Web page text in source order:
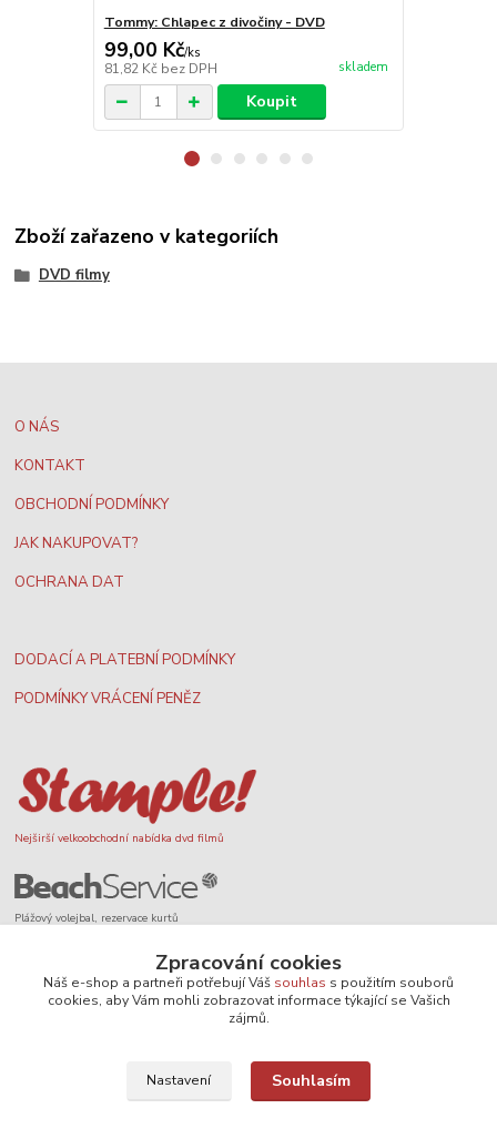
Tommy: Chlapec z divočiny - DVD
99,00 Kč/ks
81,82 Kč bez DPH skladem
Koupit
Zboží zařazeno v kategoriích
DVD filmy
O NÁS
KONTAKT
OBCHODNÍ PODMÍNKY
JAK NAKUPOVAT?
OCHRANA DAT
DODACÍ A PLATEBNÍ PODMÍNKY
PODMÍNKY VRÁCENÍ PENĚZ
Nejširší velkoobchodní nabídka dvd filmů
Plážový volejbal, rezervace kurtů
Zpracování cookies
Náš e-shop a partneři potřebují Váš souhlas s použitím souborů
cookies, aby Vám mohli zobrazovat informace týkající se Vašich
zájmů.
Nastavení Souhlasím